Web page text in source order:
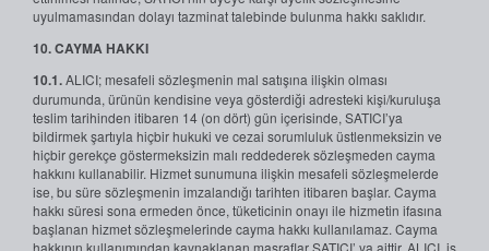
uyulmamasından dolayı tazminat talebinde bulunma hakkı saklıdır.
10. CAYMA HAKKI
10.1.ALICI; mesafeli sözleşmenin mal satışına ilişkin olması
durumunda, ürünün kendisine veya gösterdiği adresteki kişi/kuruluşa
teslim tarihinden itibaren 14 (on dört) gün içerisinde, SATICI’ya
bildirmek şartıyla hiçbir hukuki ve cezai sorumluluk üstlenmeksizin ve
hiçbir gerekçe göstermeksizin malı reddederek sözleşmeden cayma
hakkını kullanabilir. Hizmet sunumuna ilişkin mesafeli sözleşmelerde
ise, bu süre sözleşmenin imzalandığı tarihten itibaren başlar. Cayma
hakkı süresi sona ermeden önce, tüketicinin onayı ile hizmetin ifasına
başlanan hizmet sözleşmelerinde cayma hakkı kullanılamaz. Cayma